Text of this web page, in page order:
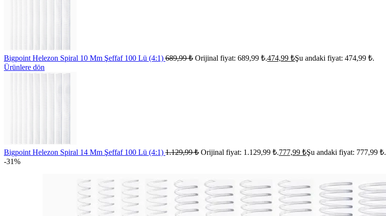
Bigpoint Helezon Spiral 10 Mm Şeffaf 100 Lü (4:1) 689,99₺ Orijinal fiyat: 689,99 ₺.474,99 ₺Şu andaki fiyat: 474,99 ₺.
Ürünlere dön
Bigpoint Helezon Spiral 14 Mm Şeffaf 100 Lü (4:1) 1.129,99₺ Orijinal fiyat: 1.129,99 ₺.777,99 ₺Şu andaki fiyat: 777,99 ₺.
-31%